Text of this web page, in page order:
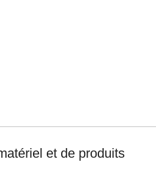
et de produits